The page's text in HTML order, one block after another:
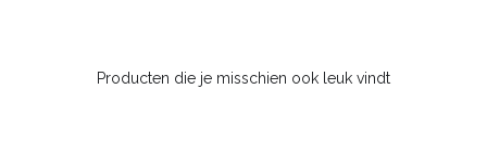
Producten die je misschien ook leuk vindt